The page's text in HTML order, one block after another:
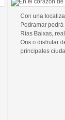
Con una
Pedramar
Rías Baixas,
Ons o disfrutar
principales